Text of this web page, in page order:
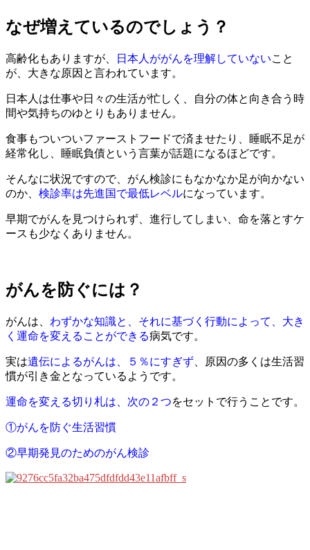
なぜ増えているのでしょう？
高齢化もありますが、 日本人ががんを理解していないこと
が、大きな原因と言われています。
日本人は仕事や日々の生活が忙しく、自分の体と向き合う時
間や気持ちのゆとりもありません。
食事もついついファーストフードで済ませたり、睡眠不足が
経常化し、睡眠負債という言葉が話題になるほどです。
そんなに状況ですので、がん検診にもなかなか足が向かない
のか、 検診率は先進国で最低レベルになっています。
早期でがんを見つけられず、進行してしまい、命を落とすケ
ースも少なくありません。
がんを防ぐには？
がんは、 わずかな知識と、それに基づく行動によって、大き
く運命を変えることができる病気です。
実は遺伝によるがんは、５％にすぎず 、原因の多くは生活習
慣が引き金となっているようです。
運命を変える切り札は、次の２つをセットで行うことです。
①がんを防ぐ生活習慣
②早期発見のためのがん検診